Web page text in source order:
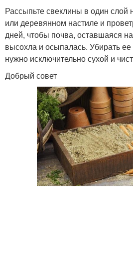
Рассыпьте свеклины в один
или деревянном настиле и
дней, чтобы почва, оставшаяся
высохла и осыпалась. Убирать
нужно исключительно сухой и
Добрый совет